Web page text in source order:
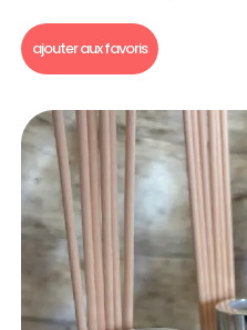
ajouter aux favoris